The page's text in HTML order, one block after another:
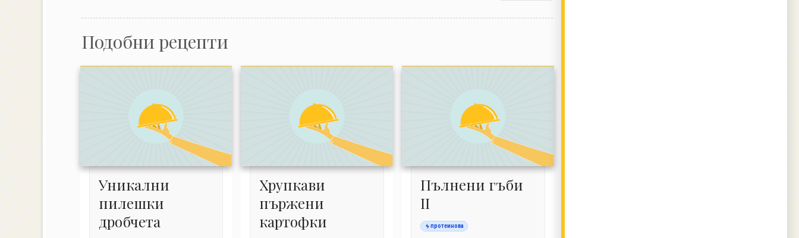
Подобни рецепти
Уникални
пилешки
дробчета
Хрупкави
пържени
картофки
Пълнени гъби
ІІ
протеинова